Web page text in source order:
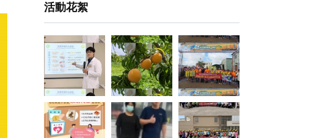
活動花絮